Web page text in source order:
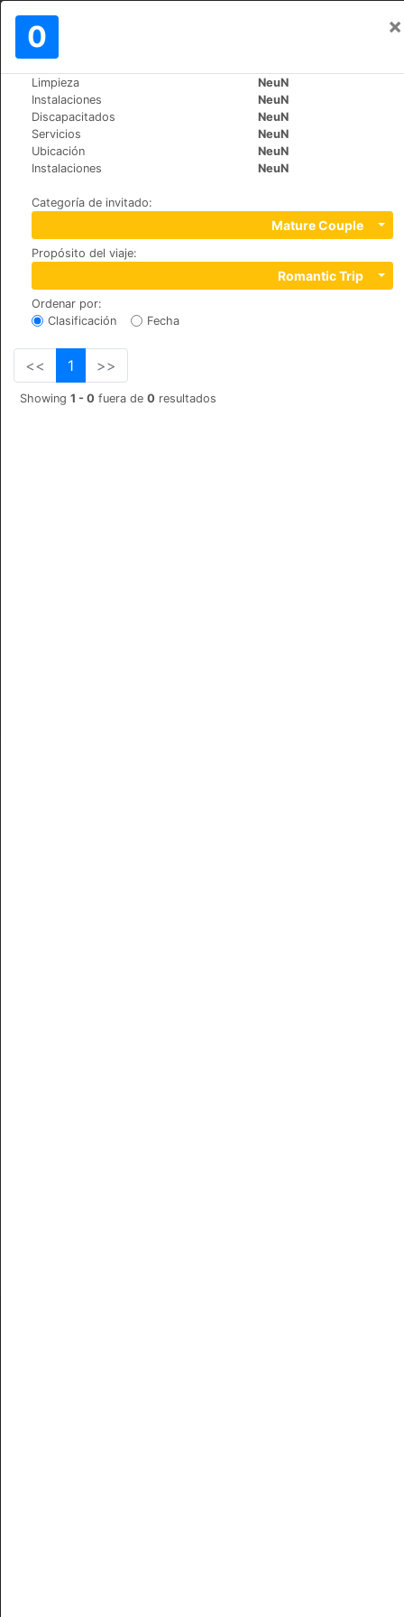
0 ×
Limpieza
NeuN
Instalaciones
NeuN
Discapacitados
NeuN
Servicios
NeuN
Ubicación
NeuN
Instalaciones
NeuN
Categoría de invitado:
Mature Couple
Propósito del viaje:
Romantic Trip
Ordenar por:
Clasificación
Fecha
<< 1 >>
Showing 1 - 0 fuera de 0 resultados
Mundo>Spain
Hotel Bremon
+34 938684902
Calle Cambres, 15, 08261